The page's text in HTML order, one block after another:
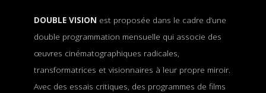
DOUBLE VISION est proposée dans le cadre d’une
double programmation mensuelle qui associe des
œuvres cinématographiques radicales,
transformatrices et visionnaires à leur propre miroir.
Avec des essais critiques, des programmes de films